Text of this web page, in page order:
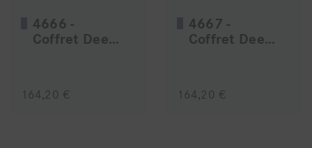
4666 -
Coffret Deep Purple
164,20 €
4667 -
Coffret Deep Purple
164,20 €